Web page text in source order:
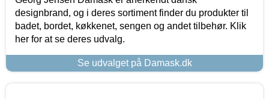
designbrand, og i deres sortiment finder du produkter til
badet, bordet, køkkenet, sengen og andet tilbehør. Klik
her for at se deres udvalg.
Se udvalget på Damask.dk